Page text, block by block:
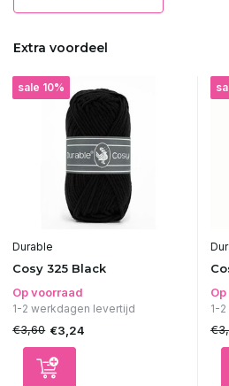
Extra voordeel
sale 10%
Durable
Cosy 325 Black
Op voorraad
1-2 werkdagen levertijd
€3,60 €3,24
1-